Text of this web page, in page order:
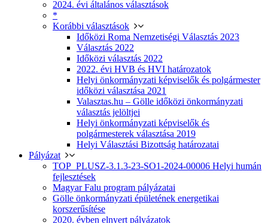
2024. évi általános választások
*
Korábbi választások
Időközi Roma Nemzetiségi Választás 2023
Választás 2022
Időközi választás 2022
2022. évi HVB és HVI határozatok
Helyi önkormányzati képviselők és polgármester
időközi választása 2021
Valasztas.hu – Gölle időközi önkormányzati
választás jelöltjei
Helyi önkormányzati képviselők és
polgármesterek választása 2019
Helyi Választási Bizottság határozatai
Pályázat
TOP_PLUSZ-3.1.3-23-SO1-2024-00006 Helyi humán
fejlesztések
Magyar Falu program pályázatai
Gölle önkormányzati épületének energetikai
korszerűsítése
2020. évben elnyert pályázatok